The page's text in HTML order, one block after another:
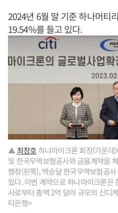
2024년 6월 말 기준 하나머티
19.54%를 들고 있다.
▲최창호하나마이크론 회장(가운데
및 한국무역보험공사와 금융계약을
행장(왼쪽), 백승달 한국무역보험공
있다. 이번 계약으로 하나마이크론은
사로부터 총액 2억 달러 규모의 신디
티은행>